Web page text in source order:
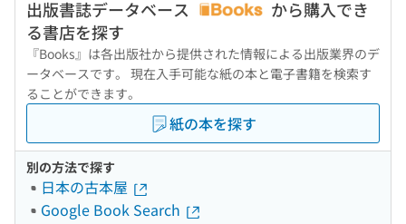
出版書誌データベース
から購入でき
る書店を探す
『Books』は各出版社から提供された情報による出版業界のデ
ータベースです。 現在入手可能な紙の本と電子書籍を検索す
ることができます。
紙の本を探す
別の方法で探す
日本の古本屋
Google Book Search